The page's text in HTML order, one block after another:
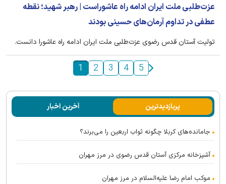
عزت‌طلبی ملت ایران ادامه راه عاشوراست | رهبر شهید؛ نقطه
عطفی در تداوم آرمان‌های حسینی بودند
تولیت آستان قدس رضوی عزت‌طلبی ملت ایران ادامه راه عاشورا دانست.
1 2 3 4 5
پربازدیدترین آخرین اخبار
جامانده‌های کربلا چگونه ثواب اربعین را می‌برند؟
آشپزخانه مرکزی آستان قدس رضوی در مرز مهران
موکب امام رضا علیه‌السلام در مرز مهران